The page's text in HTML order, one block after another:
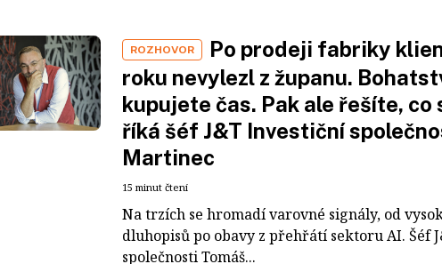
ROZHOVOR
Po prodeji fabriky
roku nevylezl z županu.
kupujete čas. Pak ale řešíte, co
říká šéf J&T Investiční
Martinec
15 minut čtení
Na trzích se hromadí varovné signály, od
dluhopisů po obavy z přehřátí sektoru AI. Šéf
společnosti Tomáš...